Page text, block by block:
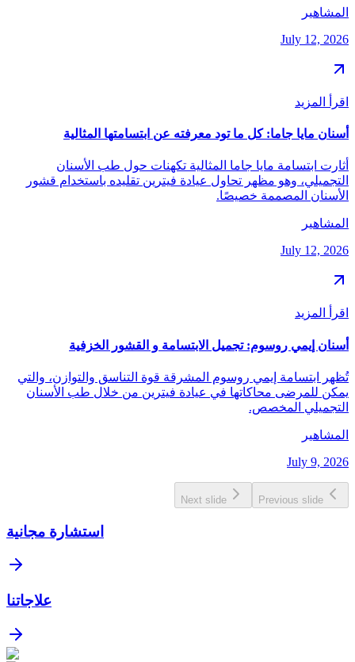
المشاهير
July 12, 2026
اقرأ المزيد
أسنان مايا جاما: كل ما تود معرفته عن ابتسامتها المثالية
أثارت ابتسامة مايا جاما المثالية تكهنات حول طب الأسنان
التجميلي، وهو مظهر تحاول عيادة فيترين تقليده باستخدام قشور
الأسنان المصممة خصيصًا.
المشاهير
July 12, 2026
اقرأ المزيد
أسنان إيمي روسوم: تجميل الابتسامة و القشور الخزفية
تُظهر ابتسامة إيمي روسوم المشرقة قوة التناسق والتوازن، والتي
يمكن للمرضى محاكاتها في عيادة فيترين من خلال طب الأسنان
التجميلي المخصص.
المشاهير
July 9, 2026
Previous slide
Next slide
استشارة مجانية
علاجاتنا